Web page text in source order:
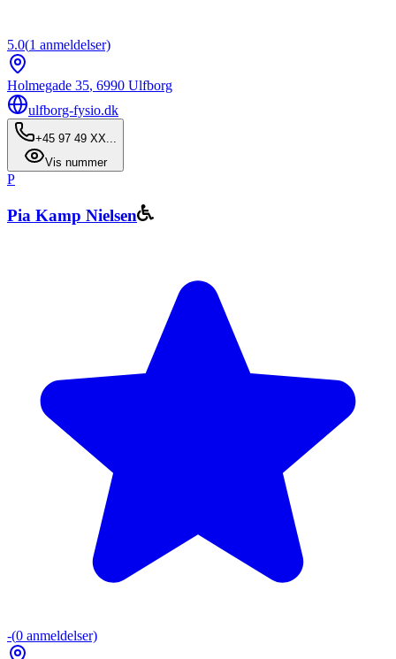
5.0(1 anmeldelser)
Holmegade 35, 6990 Ulfborg
ulfborg-fysio.dk
+45 97 49 XX...
Vis nummer
P
Pia Kamp Nielsen
-(0 anmeldelser)